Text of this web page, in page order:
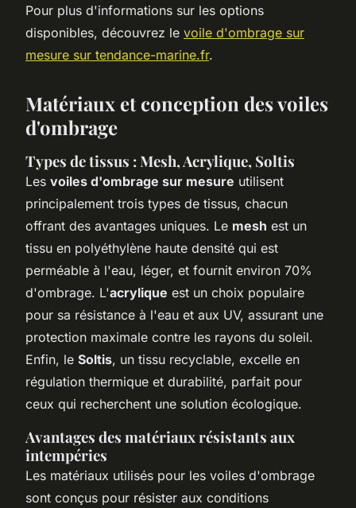
Pour plus d'informations sur les options
disponibles, découvrez le voile d'ombrage sur
mesure sur tendance-marine.fr.
Matériaux et conception des voiles
d'ombrage
Types de tissus : Mesh, Acrylique, Soltis
Les voiles d'ombrage sur mesure utilisent
principalement trois types de tissus, chacun
offrant des avantages uniques. Le mesh est un
tissu en polyéthylène haute densité qui est
perméable à l'eau, léger, et fournit environ 70%
d'ombrage. L'acrylique est un choix populaire
pour sa résistance à l'eau et aux UV, assurant une
protection maximale contre les rayons du soleil.
Enfin, le Soltis, un tissu recyclable, excelle en
régulation thermique et durabilité, parfait pour
ceux qui recherchent une solution écologique.
Avantages des matériaux résistants aux
intempéries
Les matériaux utilisés pour les voiles d'ombrage
sont conçus pour résister aux conditions